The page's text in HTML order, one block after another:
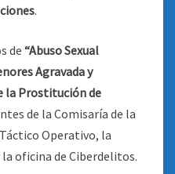
.
de “Abuso Sexual
Agravada y
la Prostitución de
de la Comisaría de la
Operativo, la
oficina de Ciberdelitos.